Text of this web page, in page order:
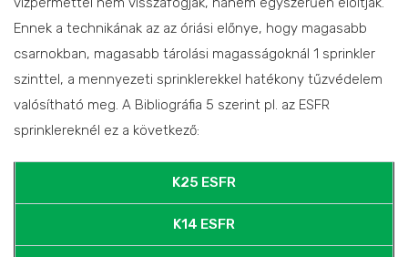
Ennek a technikának az az óriási előnye, hogy magasabb
csarnokban, magasabb tárolási magasságoknál 1 sprinkler
szinttel, a mennyezeti sprinklerekkel hatékony tűzvédelem
valósítható meg. A Bibliográfia 5 szerint pl. az ESFR
sprinklereknél ez a következő:
K25 ESFR
K14 ESFR